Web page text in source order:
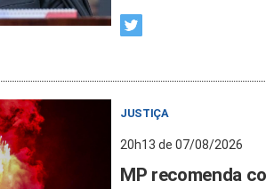
JUSTIÇA
20h13 de 07/08/2026
MP recomenda